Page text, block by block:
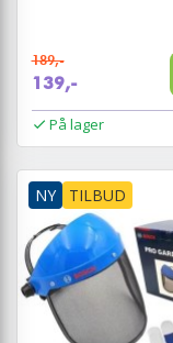
189,-
139,-
På lager
NY TILBUD